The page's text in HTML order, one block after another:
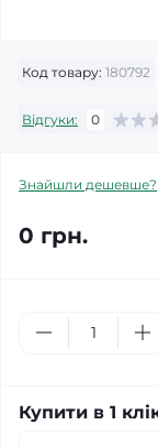
Код товару: 180792
Відгуки: 0
Знайшли дешевше?
0 грн.
Купити в 1